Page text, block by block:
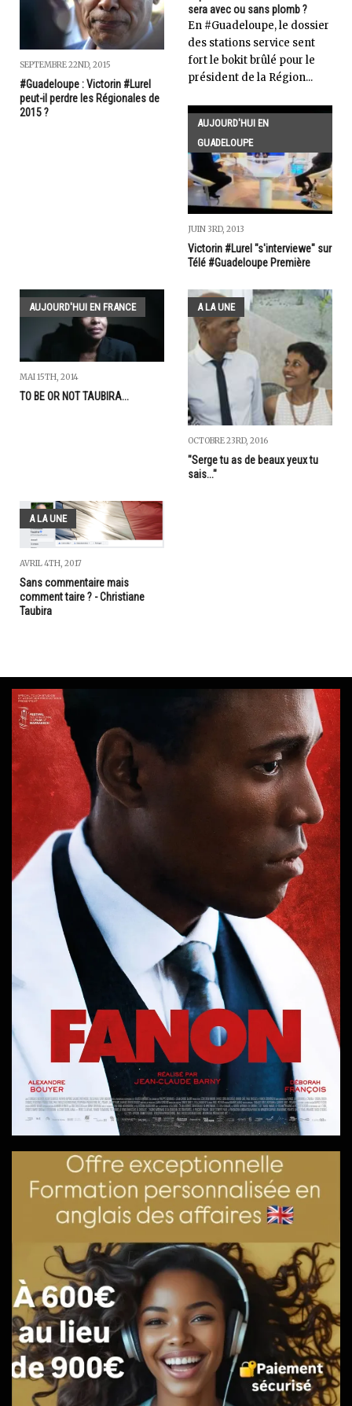
SEPTEMBRE 22ND, 2015
#Guadeloupe : Victorin #Lurel
peut-il perdre les Régionales de
2015 ?
sera avec ou sans plomb ?
En #Guadeloupe, le dossier
des stations service sent
fort le bokit brûlé pour le
président de la Région...
AUJOURD'HUI EN
GUADELOUPE
JUIN 3RD, 2013
Victorin #Lurel "s'interviewe" sur
Télé #Guadeloupe Première
AUJOURD'HUI EN FRANCE
MAI 15TH, 2014
TO BE OR NOT TAUBIRA...
A LA UNE
OCTOBRE 23RD, 2016
"Serge tu as de beaux yeux tu
sais..."
A LA UNE
AVRIL 4TH, 2017
Sans commentaire mais
comment taire ? - Christiane
Taubira